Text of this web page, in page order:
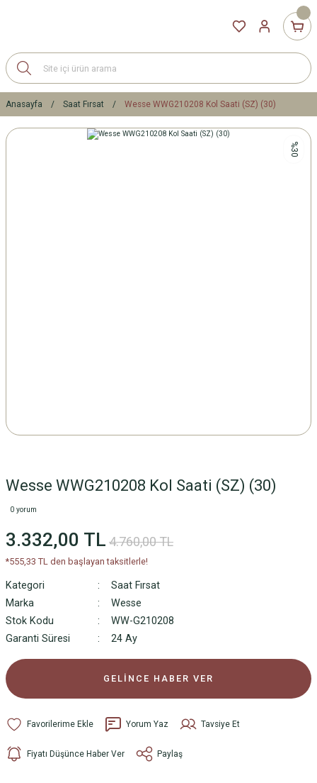
Anasayfa Saat Fırsat Wesse WWG210208 Kol Saati (SZ) (30)
%30
Wesse WWG210208 Kol Saati (SZ) (30)
0 yorum
3.332,00 TL 4.760,00 TL
*555,33 TL den başlayan taksitlerle!
Kategori
Saat Fırsat
Marka
Wesse
Stok Kodu
WW-G210208
Garanti Süresi
24 Ay
GELİNCE HABER VER
Yorum Yaz Tavsiye Et
Fiyatı Düşünce Haber Ver Paylaş